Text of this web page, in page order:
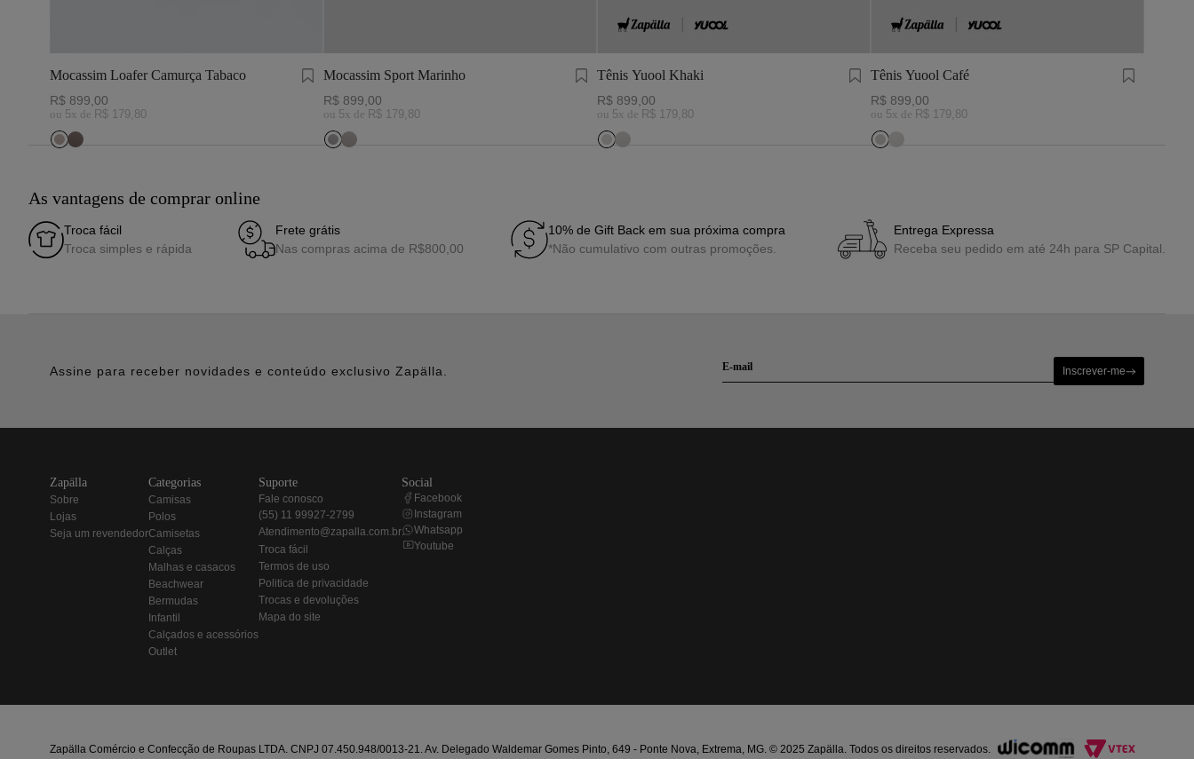
Mocassim Loafer Camurça Tabaco
R$ 899 00
ou 5x de R$ 179 80
Mocassim Sport Marinho
R$ 899 00
ou 5x de R$ 179 80
Tênis Yuool Khaki
R$ 899 00
ou 5x de R$ 179 80
Tênis Yuool Café
R$ 899 00
ou 5x de R$ 179 80
As vantagens de comprar online
Troca fácil
Troca simples e rápida
Frete grátis
Nas compras acima de R$800,00
10% de Gift Back em sua próxima compra
*Não cumulativo com outras promoções.
Entrega Expressa
Receba seu pedido em até 24h para SP Capital.
Assine para receber novidades e conteúdo exclusivo Zapälla. Inscrever-me
zapälla
sobre
lojas
seja um revendedor
categorias
camisas
polos
camisetas
calças
malhas e casacos
beachwear
bermudas
infantil
calçados e acessórios
outlet
suporte
fale conosco
(55) 11 99927-2799
atendimento@zapalla.com.br
troca fácil
termos de uso
politica de privacidade
trocas e devoluções
mapa do site
social
Facebook
Instagram
Whatsapp
Youtube
Zapälla Comércio e Confecção de Roupas LTDA. CNPJ 07.450.948/0013-21. Av. Delegado Waldemar Gomes Pinto, 649 - Ponte Nova, Extrema, MG. © 2025 Zapälla. Todos os direitos reservados.